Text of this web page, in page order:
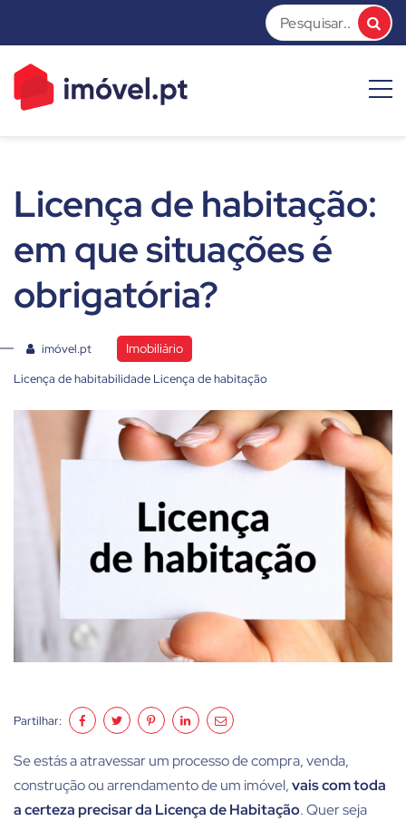
content
Licença de habitação:
em que situações é
obrigatória?
imóvel.pt Imobiliário
Licença de habitabilidade Licença de habitação
Partilhar:
Se estás a atravessar um processo de compra, venda,
construção ou arrendamento de um imóvel,vais com toda
a certeza precisar da Licença de Habitação. Quer seja